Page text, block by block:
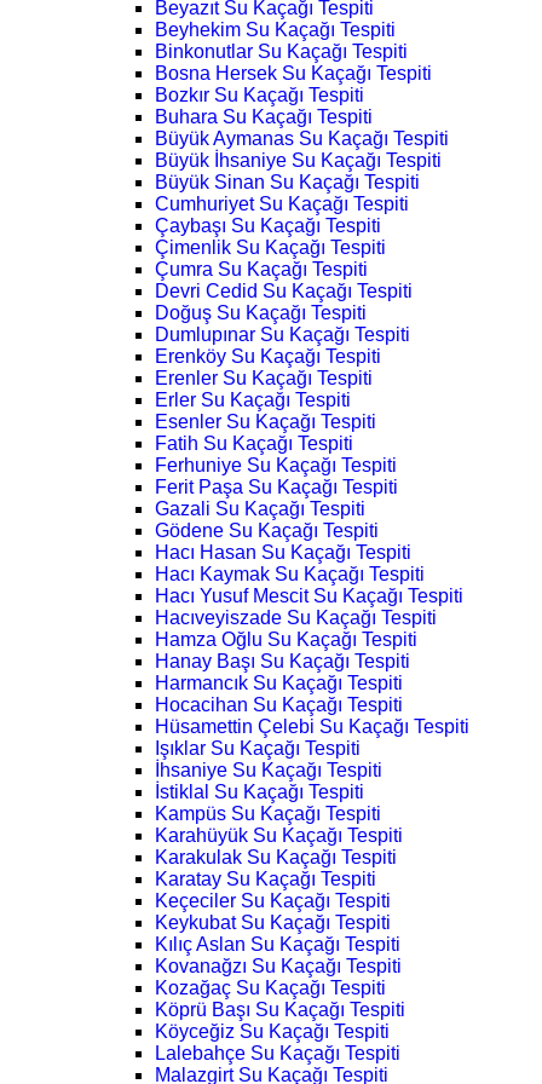
Beyazıt Su Kaçağı Tespiti
Beyhekim Su Kaçağı Tespiti
Binkonutlar Su Kaçağı Tespiti
Bosna Hersek Su Kaçağı Tespiti
Bozkır Su Kaçağı Tespiti
Buhara Su Kaçağı Tespiti
Büyük Aymanas Su Kaçağı Tespiti
Büyük İhsaniye Su Kaçağı Tespiti
Büyük Sinan Su Kaçağı Tespiti
Cumhuriyet Su Kaçağı Tespiti
Çaybaşı Su Kaçağı Tespiti
Çimenlik Su Kaçağı Tespiti
Çumra Su Kaçağı Tespiti
Devri Cedid Su Kaçağı Tespiti
Doğuş Su Kaçağı Tespiti
Dumlupınar Su Kaçağı Tespiti
Erenköy Su Kaçağı Tespiti
Erenler Su Kaçağı Tespiti
Erler Su Kaçağı Tespiti
Esenler Su Kaçağı Tespiti
Fatih Su Kaçağı Tespiti
Ferhuniye Su Kaçağı Tespiti
Ferit Paşa Su Kaçağı Tespiti
Gazali Su Kaçağı Tespiti
Gödene Su Kaçağı Tespiti
Hacı Hasan Su Kaçağı Tespiti
Hacı Kaymak Su Kaçağı Tespiti
Hacı Yusuf Mescit Su Kaçağı Tespiti
Hacıveyiszade Su Kaçağı Tespiti
Hamza Oğlu Su Kaçağı Tespiti
Hanay Başı Su Kaçağı Tespiti
Harmancık Su Kaçağı Tespiti
Hocacihan Su Kaçağı Tespiti
Hüsamettin Çelebi Su Kaçağı Tespiti
Işıklar Su Kaçağı Tespiti
İhsaniye Su Kaçağı Tespiti
İstiklal Su Kaçağı Tespiti
Kampüs Su Kaçağı Tespiti
Karahüyük Su Kaçağı Tespiti
Karakulak Su Kaçağı Tespiti
Karatay Su Kaçağı Tespiti
Keçeciler Su Kaçağı Tespiti
Keykubat Su Kaçağı Tespiti
Kılıç Aslan Su Kaçağı Tespiti
Kovanağzı Su Kaçağı Tespiti
Kozağaç Su Kaçağı Tespiti
Köprü Başı Su Kaçağı Tespiti
Köyceğiz Su Kaçağı Tespiti
Lalebahçe Su Kaçağı Tespiti
Malazgirt Su Kaçağı Tespiti